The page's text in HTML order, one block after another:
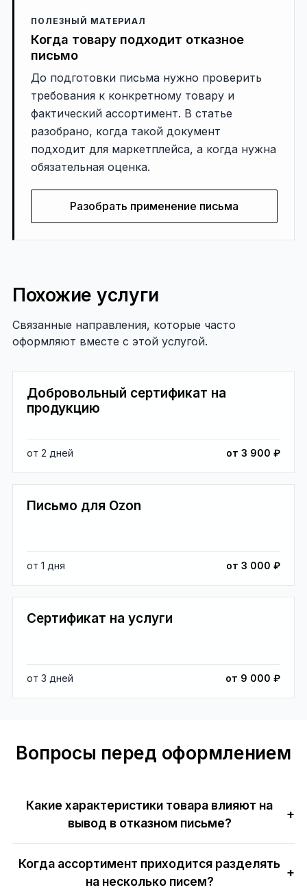
ПОЛЕЗНЫЙ МАТЕРИАЛ
Когда товару подходит отказное
письмо
До подготовки письма нужно проверить
требования к конкретному товару и
фактический ассортимент. В статье
разобрано, когда такой документ
подходит для маркетплейса, а когда нужна
обязательная оценка.
Разобрать применение письма
Похожие услуги
Связанные направления, которые часто
оформляют вместе с этой услугой.
Добровольный сертификат на
продукцию
от 2 дней от 3 900 ₽
Письмо для Ozon
от 1 дня от 3 000 ₽
Сертификат на услуги
от 3 дней от 9 000 ₽
Вопросы перед оформлением
Какие характеристики товара влияют на
вывод в отказном письме?
+
Когда ассортимент приходится разделять
на несколько писем?
+